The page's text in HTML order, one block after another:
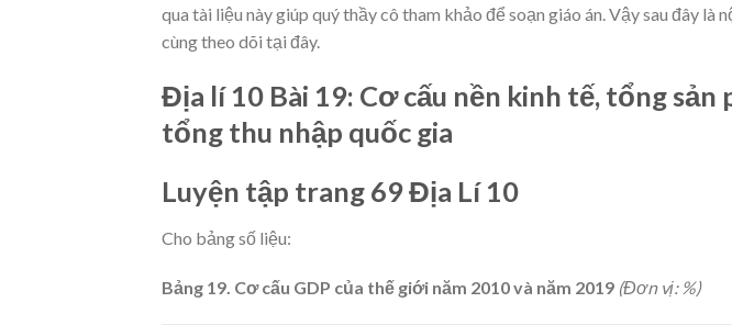
qua tài liệu này giúp quý thầy cô tham khảo để soạn giáo án. Vậy sau đây là
cùng theo dõi tại đây.
Địa lí 10 Bài 19: Cơ cấu nền kinh tế, tổng
tổng thu nhập quốc gia
Luyện tập trang 69 Địa Lí 10
Cho bảng số liệu:
Bảng 19. Cơ cấu GDP của thế giới năm 2010 và năm 2019 (Đơn vị: %)